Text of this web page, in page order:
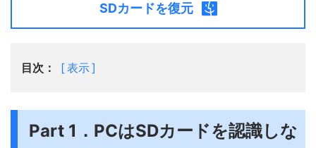
SDカードを復元
目次： 表示
Part 1．PCはSDカードを認識しな